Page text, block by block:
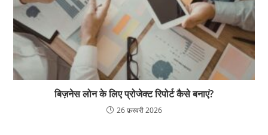
बिज़नेस लोन के लिए प्रोजेक्ट रिपोर्ट कैसे बनाएं?
26 फ़रवरी 2026